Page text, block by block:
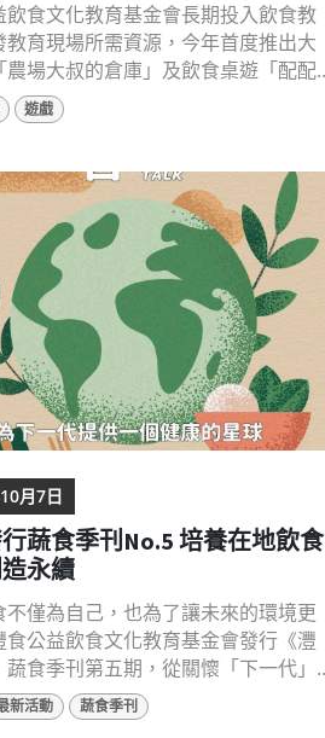
飲食文化教育基金會長期投入飲食教
教育現場所需資源，今年首度推出大
農場大叔的倉庫」及飲食桌遊「配配
，引導孩子透過體驗，學習分辨六
及對身體有益的飲食選擇，從遊戲過
念 打造全新教學遊具 灃食教育基金會
成立以來，共推出29款「良食圖譜」
海報，以精美的圖像形式呈現各類飲
深獲學校、圖書館...
遊戲
蔬食季刊No.5 培養在地飲食
永續
不僅為自己，也為了讓未來的環境更
食公益飲食文化教育基金會發行《灃
食季刊第五期，從關懷「下一代」
引領讀者選擇在地飲食，培養永續
，為後代子孫打造更健康的生存環
新活動 蔬食季刊
月7日